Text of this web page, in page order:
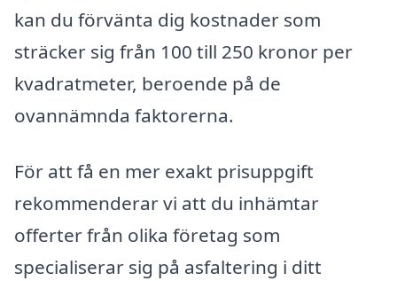
kan du förvänta dig kostnader som
sträcker sig från 100 till 250 kronor per
kvadratmeter, beroende på de
ovannämnda faktorerna.
För att få en mer exakt prisuppgift
rekommenderar vi att du inhämtar
offerter från olika företag som
specialiserar sig på asfaltering i ditt